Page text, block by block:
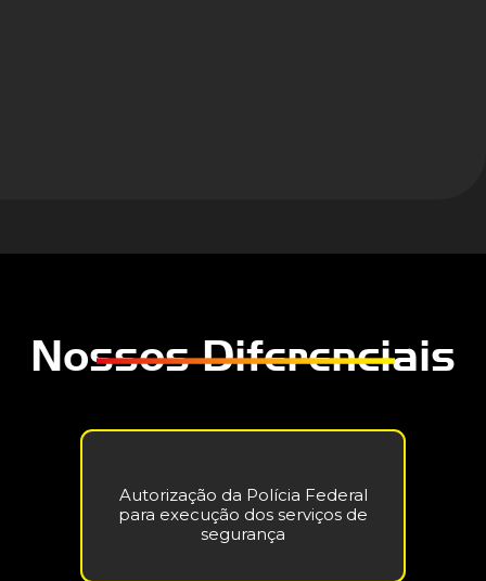
Nossos Diferenciais
Autorização da Polícia Federal
para execução dos serviços de
segurança